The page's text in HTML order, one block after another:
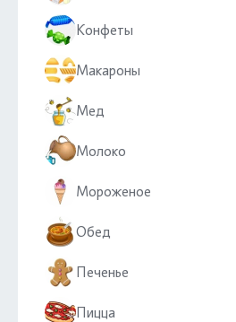
Конфеты
Макароны
Мед
Молоко
Мороженое
Обед
Печенье
Пицца